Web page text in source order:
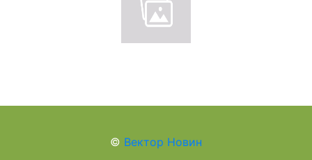
© Вектор Новин